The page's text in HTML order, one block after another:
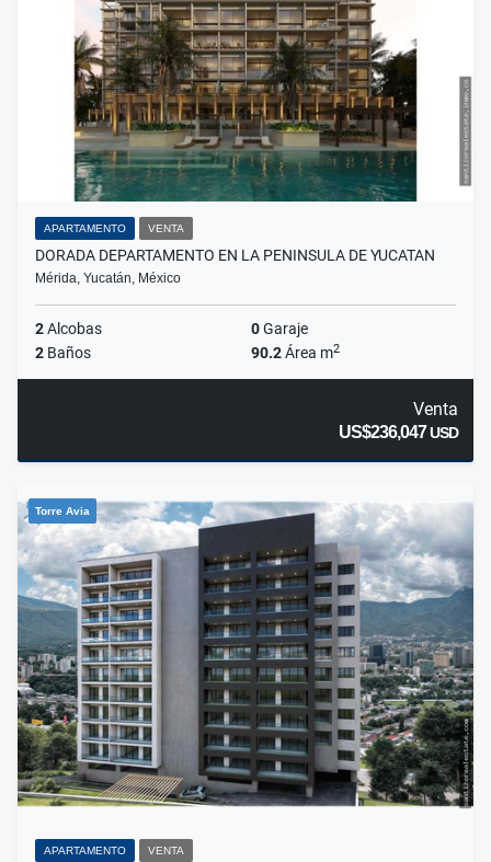
APARTAMENTO VENTA
DORADA DEPARTAMENTO EN LA PENINSULA DE YUCATAN
Mérida, Yucatán, México
2Alcobas 0Garaje
2 Baños 90.2Área m2
Venta
US$236,047USD
Torre Avia
APARTAMENTO VENTA